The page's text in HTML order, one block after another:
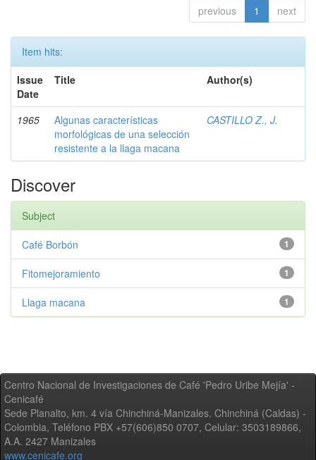
previous 1 next
Item hits:
Issue
Date
Title Author(s)
1965
Algunas características
morfológicas de una selección
resistente a la llaga macana
CASTILLO Z., J.
Discover
Subject
1
Café Borbón
1
Fitomejoramiento
1
Llaga macana
Centro Nacional de Investigaciones de Café 'Pedro Uribe Mejía' -
Cenicafé
Sede Planalto, km. 4 vía Chinchiná-Manizales. Chinchiná (Caldas) -
Colombia, Teléfono PBX +57(606)850 0707, Celular: 3503189866,
A.A. 2427 Manizales
www.cenicafe.org